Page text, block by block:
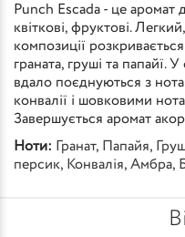
Punch Escada - це аромат
квіткові, фруктові.
композиції
граната, груші та папайї.
вдало поєднуються з
конвалії і шовковими
Завершується аромат
Ноти:
Гранат, Папайя,
персик, Конвалія, Амбра,